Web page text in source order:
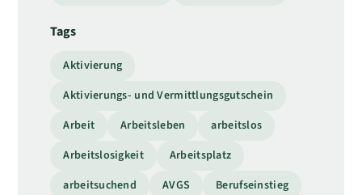
Tags
Aktivierung
Aktivierungs- und Vermittlungsgutschein
Arbeit
Arbeitsleben
arbeitslos
Arbeitslosigkeit
Arbeitsplatz
arbeitsuchend
AVGS
Berufseinstieg